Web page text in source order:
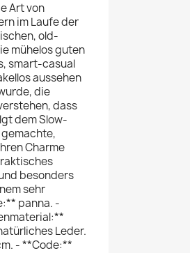
Art von
im Laufe der
old-
mühelos guten
smart-casual
aussehen
die
dass
dem Slow-
Charme
besonders
sehr
panna. -
Leder.
- **Code:**